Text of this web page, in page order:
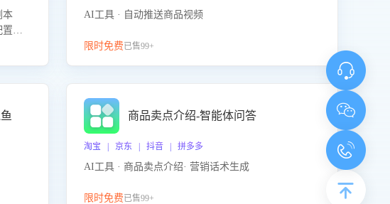
本
置到
音
AI工具 · 自动推送商品视频
限时免费已售99+
商品卖点介绍-智能体问答
淘宝 | 京东 | 抖音 | 拼多多
AI工具 · 商品卖点介绍· 营销话术生成
限时免费已售99+